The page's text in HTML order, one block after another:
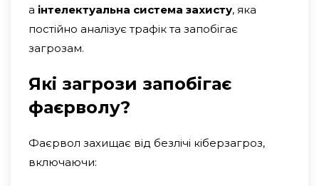
а інтелектуальна система захисту, яка
постійно аналізує трафік та запобігає
загрозам.
Які загрози запобігає
фаєрволу?
Фаєрвол захищає від безлічі кіберзагроз,
включаючи: